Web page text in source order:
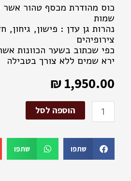
כוס מהודרת מכסף טהור אשר
שמות
נהרות גן עדן : פישון,
צירופיהים
כפי שכתוב בשער הכוונות
ירא שמים ללא צורך בטבילה
1,950.00
₪
נהרות
מכסף
טהור
הוספה לסל
שתפו שתפו